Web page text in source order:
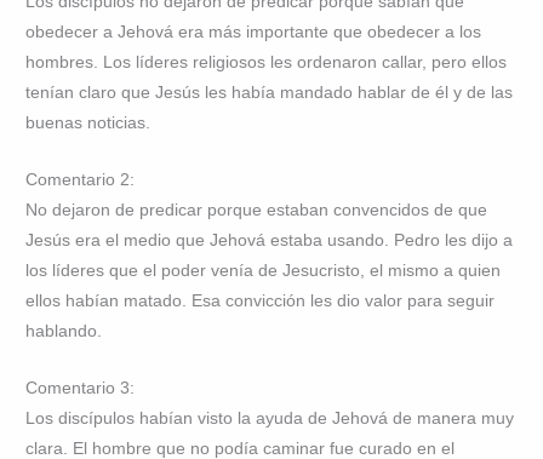
obedecer a Jehová era más importante que obedecer a los
hombres. Los líderes religiosos les ordenaron callar, pero ellos
tenían claro que Jesús les había mandado hablar de él y de las
buenas noticias.
Comentario 2:
No dejaron de predicar porque estaban convencidos de que
Jesús era el medio que Jehová estaba usando. Pedro les dijo a
los líderes que el poder venía de Jesucristo, el mismo a quien
ellos habían matado. Esa convicción les dio valor para seguir
hablando.
Comentario 3:
Los discípulos habían visto la ayuda de Jehová de manera muy
clara. El hombre que no podía caminar fue curado en el